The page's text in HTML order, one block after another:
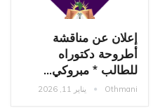
إعلان عن مناقشة
أطروحة دكتوراه
للطالب * مبروكي…
Othmani يناير 11, 2026